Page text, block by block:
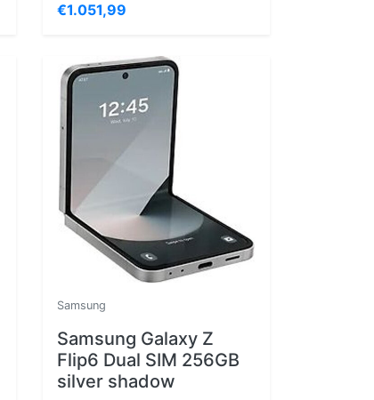
€1.051,99
Samsung
Samsung Galaxy Z
Flip6 Dual SIM 256GB
silver shadow